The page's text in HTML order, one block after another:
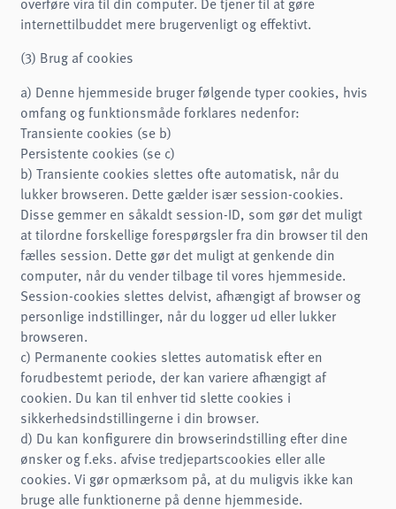
internettilbuddet mere brugervenligt og effektivt.
(3) Brug af cookies
a) Denne hjemmeside bruger følgende typer cookies, hvis
omfang og funktionsmåde forklares nedenfor:
Transiente cookies (se b)
Persistente cookies (se c)
b) Transiente cookies slettes ofte automatisk, når du
lukker browseren. Dette gælder især session-cookies.
Disse gemmer en såkaldt session-ID, som gør det muligt
at tilordne forskellige forespørgsler fra din browser til den
fælles session. Dette gør det muligt at genkende din
computer, når du vender tilbage til vores hjemmeside.
Session-cookies slettes delvist, afhængigt af browser og
personlige indstillinger, når du logger ud eller lukker
browseren.
c) Permanente cookies slettes automatisk efter en
forudbestemt periode, der kan variere afhængigt af
cookien. Du kan til enhver tid slette cookies i
sikkerhedsindstillingerne i din browser.
d) Du kan konfigurere din browserindstilling efter dine
ønsker og f.eks. afvise tredjepartscookies eller alle
cookies. Vi gør opmærksom på, at du muligvis ikke kan
bruge alle funktionerne på denne hjemmeside.